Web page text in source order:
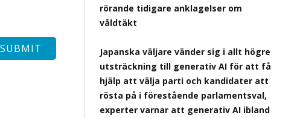
rörande tidigare anklagelser om
våldtäkt
Japanska väljare vänder sig i allt högre
utsträckning till generativ AI för att få
hjälp att välja parti och kandidater att
rösta på i förestående parlamentsval,
experter varnar att generativ AI ibland